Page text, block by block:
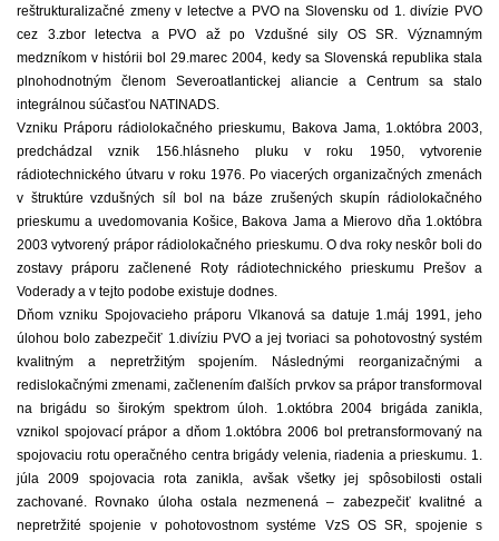
reštrukturalizačné zmeny v letectve a PVO na Slovensku od 1. divízie PVO
cez 3.zbor letectva a PVO až po Vzdušné sily OS SR. Významným
medzníkom v histórii bol 29.marec 2004, kedy sa Slovenská republika stala
plnohodnotným členom Severoatlantickej aliancie a Centrum sa stalo
integrálnou súčasťou NATINADS.
Vzniku Práporu rádiolokačného prieskumu, Bakova Jama, 1.októbra 2003,
predchádzal vznik 156.hlásneho pluku v roku 1950, vytvorenie
rádiotechnického útvaru v roku 1976. Po viacerých organizačných zmenách
v štruktúre vzdušných síl bol na báze zrušených skupín rádiolokačného
prieskumu a uvedomovania Košice, Bakova Jama a Mierovo dňa 1.októbra
2003 vytvorený prápor rádiolokačného prieskumu. O dva roky neskôr boli do
zostavy práporu začlenené Roty rádiotechnického prieskumu Prešov a
Voderady a v tejto podobe existuje dodnes.
Dňom vzniku Spojovacieho práporu Vlkanová sa datuje 1.máj 1991, jeho
úlohou bolo zabezpečiť 1.divíziu PVO a jej tvoriaci sa pohotovostný systém
kvalitným a nepretržitým spojením. Následnými reorganizačnými a
redislokačnými zmenami, začlenením ďalších prvkov sa prápor transformoval
na brigádu so širokým spektrom úloh. 1.októbra 2004 brigáda zanikla,
vznikol spojovací prápor a dňom 1.októbra 2006 bol pretransformovaný na
spojovaciu rotu operačného centra brigády velenia, riadenia a prieskumu. 1.
júla 2009 spojovacia rota zanikla, avšak všetky jej spôsobilosti ostali
zachované. Rovnako úloha ostala nezmenená – zabezpečiť kvalitné a
nepretržité spojenie v pohotovostnom systéme VzS OS SR, spojenie s